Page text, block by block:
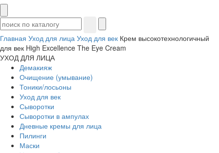
Главная Уход для лица Уход для век Крем высокотехнологичный
для век High Excellence The Eye Cream
УХОД ДЛЯ ЛИЦА
Демакияж
Очищение (умывание)
Тоники/лосьоны
Уход для век
Сыворотки
Сыворотки в ампулах
Дневные кремы для лица
Пилинги
Маски